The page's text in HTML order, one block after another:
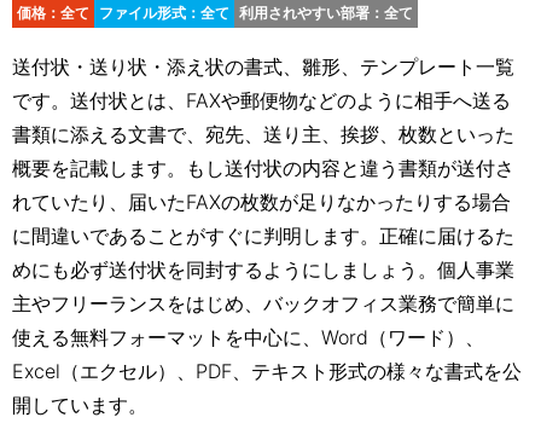
価格：全て ファイル形式：全て 利用されやすい部署：全て
送付状・送り状・添え状の書式、雛形、テンプレート一覧
です。送付状とは、FAXや郵便物などのように相手へ送る
書類に添える文書で、宛先、送り主、挨拶、枚数といった
概要を記載します。もし送付状の内容と違う書類が送付さ
れていたり、届いたFAXの枚数が足りなかったりする場合
に間違いであることがすぐに判明します。正確に届けるた
めにも必ず送付状を同封するようにしましょう。個人事業
主やフリーランスをはじめ、バックオフィス業務で簡単に
使える無料フォーマットを中心に、Word（ワード）、
Excel（エクセル）、PDF、テキスト形式の様々な書式を公
開しています。